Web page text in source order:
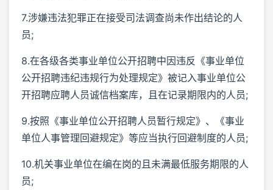
7.涉嫌违法犯罪正在接受司法调查尚未作出结论的人
员;
8.在各级各类事业单位公开招聘中因违反《事业单位
公开招聘违纪违规行为处理规定》被记入事业单位公
开招聘应聘人员诚信档案库，且在记录期限内的人员;
9.按照《事业单位公开招聘人员暂行规定》、《事业
单位人事管理回避规定》等应当执行回避制度的人员;
10.机关事业单位在编在岗的且未满最低服务期限的人
员;